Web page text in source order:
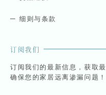
细则与条款
订阅我们
订阅我们的最新信息，获取
确保您的家居远离渗漏问题！